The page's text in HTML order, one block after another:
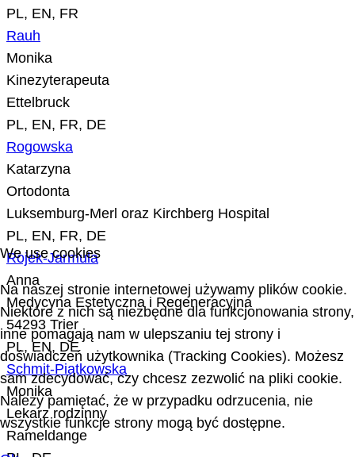
PL, EN, FR
Rauh
Monika
Kinezyterapeuta
Ettelbruck
PL, EN, FR, DE
Rogowska
Katarzyna
Ortodonta
Luksemburg-Merl oraz Kirchberg Hospital
PL, EN, FR, DE
Rojek-Jarmula
Anna
Medycyna Estetyczna i Regeneracyjna
54293 Trier
PL, EN, DE
Schmit-Piątkowska
Monika
Lekarz rodzinny
Rameldange
We use cookies
Na naszej stronie internetowej używamy plików cookie.
Niektóre z nich są niezbędne dla funkcjonowania strony,
inne pomagają nam w ulepszaniu tej strony i
doświadczeń użytkownika (Tracking Cookies). Możesz
sam zdecydować, czy chcesz zezwolić na pliki cookie.
Należy pamiętać, że w przypadku odrzucenia, nie
wszystkie funkcje strony mogą być dostępne.